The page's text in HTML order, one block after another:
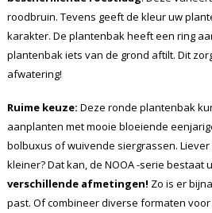
roodbruin. Tevens geeft de kleur uw
karakter. De plantenbak heeft een ring
plantenbak iets van de grond aftilt. Dit
afwatering!
Ruime keuze: Deze ronde plantenbak
aanplanten met mooie bloeiende
bolbuxus of wuivende siergrassen.
kleiner? Dat kan, de NOOA -serie bestaat
verschillende afmetingen! Zo is er
past. Of combineer diverse formaten